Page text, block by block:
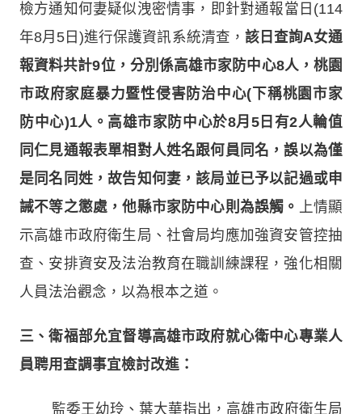
檢方通知何妻疑似洩密情事，即針對通報當日(114
年8月5日)進行保護資訊系統清查， 該日查詢A女通
報資料共計9位，分別係高雄市家防中心8人，桃園
市政府家庭暴力暨性侵害防治中心(下稱桃園市家
防中心)1人。高雄市家防中心於8月5日有2人輪值
同仁見通報表單相對人姓名跟何員同名，誤以為僅
是同名同姓，故告知何妻，該局並已予以記過或申
誡不等之懲處，他縣市家防中心則為誤觸。
上情顯
示高雄市政府衛生局、社會局均應加強資安管控抽
查、安排資安及法治教育在職訓練課程，強化相關
人員法治觀念，以為根本之道。
三、衛福部允宜督導高雄市政府就心衛中心專業人
員聘用查調事宜檢討改進：
監委王幼玲、葉大華指出，高雄市政府衛生局